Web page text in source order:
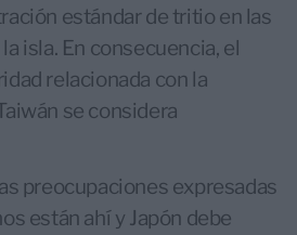
estándar de tritio en las
isla. En consecuencia, el
relacionada con la
se considera
preocupaciones expresadas
están ahí y Japón debe